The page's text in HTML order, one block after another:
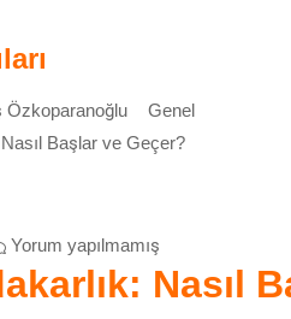
Özkoparanoğlu Genel
Yorum yapılmamış
Nasıl